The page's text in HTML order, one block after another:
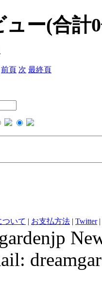
ュー(合計0
前頁 次 最終頁
bridesmaid dresses Robe De
ついて | お支払方法 | Twitter|